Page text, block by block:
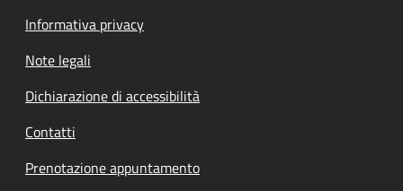
Informativa privacy
Note legali
Dichiarazione di accessibilità
Contatti
Prenotazione appuntamento